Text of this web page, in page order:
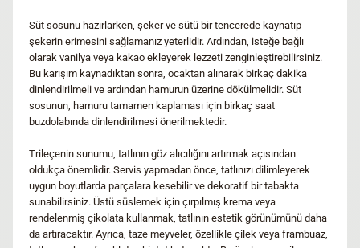
Süt sosunu hazırlarken, şeker ve sütü bir tencerede kaynatıp
şekerin erimesini sağlamanız yeterlidir. Ardından, isteğe bağlı
olarak vanilya veya kakao ekleyerek lezzeti zenginleştirebilirsiniz.
Bu karışım kaynadıktan sonra, ocaktan alınarak birkaç dakika
dinlendirilmeli ve ardından hamurun üzerine dökülmelidir. Süt
sosunun, hamuru tamamen kaplaması için birkaç saat
buzdolabında dinlendirilmesi önerilmektedir.
Trileçenin sunumu, tatlının göz alıcılığını artırmak açısından
oldukça önemlidir. Servis yapmadan önce, tatlınızı dilimleyerek
uygun boyutlarda parçalara kesebilir ve dekoratif bir tabakta
sunabilirsiniz. Üstü süslemek için çırpılmış krema veya
rendelenmiş çikolata kullanmak, tatlının estetik görünümünü daha
da artıracaktır. Ayrıca, taze meyveler, özellikle çilek veya frambuaz,